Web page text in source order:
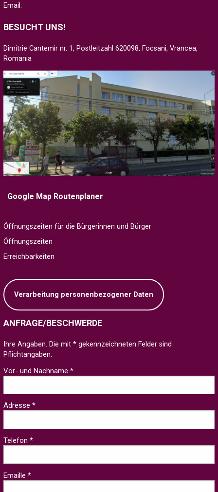
Email:
BESUCHT UNS!
Dimitrie Cantemir nr. 1, Postleitzahl 620098, Focsani, Vrancea,
Romania
Google Map Routenplaner
Öffnungszeiten für die Bürgerinnen und Bürger
Öffnungszeiten
Erreichbarkeiten
Verarbeitung personenbezogener Daten
ANFRAGE/BESCHWERDE
Ihre Angaben. Die mit * gekennzeichneten Felder sind
Pflichtangaben.
Vor- und Nachname *
Adresse *
Telefon *
Emaille *